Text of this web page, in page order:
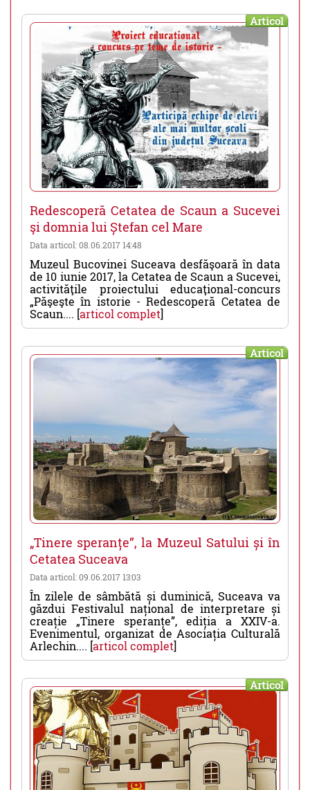
Articol
Redescoperă Cetatea de Scaun a Sucevei
şi domnia lui Ștefan cel Mare
Data articol: 08.06.2017 14:48
Muzeul Bucovinei Suceava desfăşoară în data
de 10 iunie 2017, la Cetatea de Scaun a Sucevei,
activităţile proiectului educaţional-concurs
„Păşeşte în istorie - Redescoperă Cetatea de
Scaun.... [articol complet]
Articol
„Tinere speranțe”, la Muzeul Satului și în
Cetatea Suceava
Data articol: 09.06.2017 13:03
În zilele de sâmbătă și duminică, Suceava va
găzdui Festivalul național de interpretare și
creație „Tinere speranțe”, ediția a XXIV-a.
Evenimentul, organizat de Asociația Culturală
Arlechin.... [articol complet]
Articol